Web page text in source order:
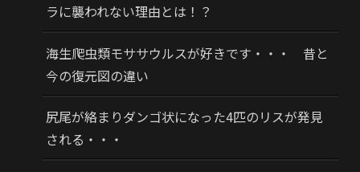
ラに襲われない理由とは！？
海生爬虫類モササウルスが好きです・・・ 昔と
今の復元図の違い
尻尾が絡まりダンゴ状になった4匹のリスが発見
される・・・